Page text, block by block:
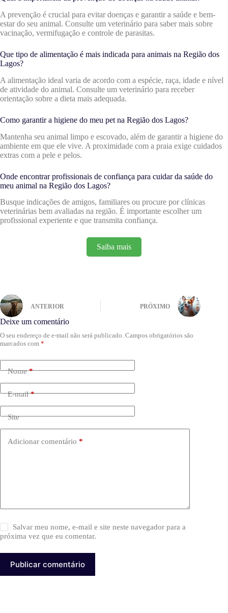
A prevenção é crucial para evitar doenças e garantir a saúde e bem-
estar do seu animal. Consulte um veterinário para saber mais sobre
vacinação, vermifugação e controle de parasitas.
Que tipo de alimentação é mais indicada para animais na Região dos
Lagos?
A alimentação ideal varia de acordo com a espécie, raça, idade e nível
de atividade do animal. Consulte um veterinário para receber
orientação sobre a dieta mais adequada.
Como garantir a higiene do meu pet na Região dos Lagos?
Mantenha seu animal limpo e escovado, além de garantir a higiene do
ambiente em que ele vive. A proximidade com a praia exige cuidados
extras com a pele e pelos.
Onde encontrar profissionais de confiança para cuidar da saúde do
meu animal na Região dos Lagos?
Busque indicações de amigos, familiares ou procure por clínicas
veterinárias bem avaliadas na região. É importante escolher um
profissional experiente e que transmita confiança.
Saiba mais
ANTERIOR PRÓXIMO
Deixe um comentário
O seu endereço de e-mail não será publicado. Campos obrigatórios são
marcados com *
Nome*
E-mail*
Site
Adicionar comentário *
Salvar meu nome, e-mail e site neste navegador para a
próxima vez que eu comentar.
Publicar comentário